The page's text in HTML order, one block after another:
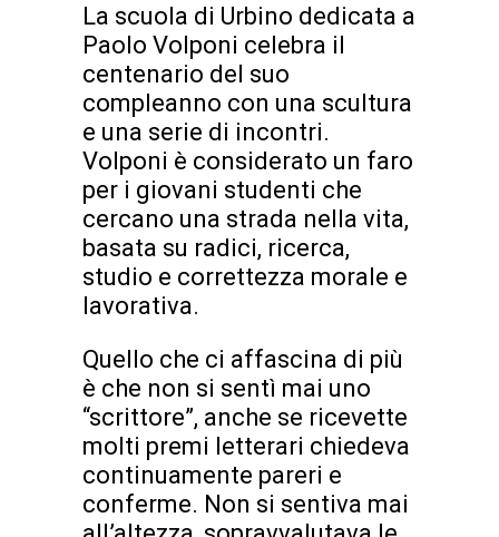
La scuola di Urbino dedicata a
Paolo Volponi celebra il
centenario del suo
compleanno con una scultura
e una serie di incontri.
Volponi è considerato un faro
per i giovani studenti che
cercano una strada nella vita,
basata su radici, ricerca,
studio e correttezza morale e
lavorativa.
Quello che ci affascina di più
è che non si sentì mai uno
“scrittore”, anche se ricevette
molti premi letterari chiedeva
continuamente pareri e
conferme. Non si sentiva mai